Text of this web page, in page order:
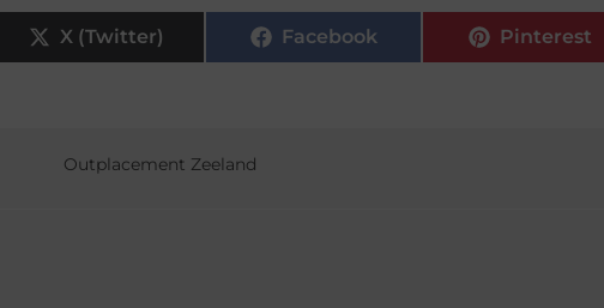
X (Twitter) Facebook Pinterest
Outplacement Zeeland